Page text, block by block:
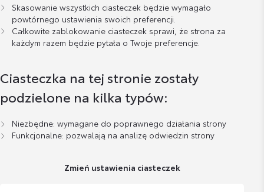
Skasowanie wszystkich ciasteczek będzie wymagało
powtórnego ustawienia swoich preferencji.
Całkowite zablokowanie ciasteczek sprawi, że strona za
każdym razem będzie pytała o Twoje preferencje.
Ciasteczka na tej stronie zostały
podzielone na kilka typów:
Niezbędne: wymagane do poprawnego działania strony
Funkcjonalne: pozwalają na analizę odwiedzin strony
Zmień ustawienia ciasteczek